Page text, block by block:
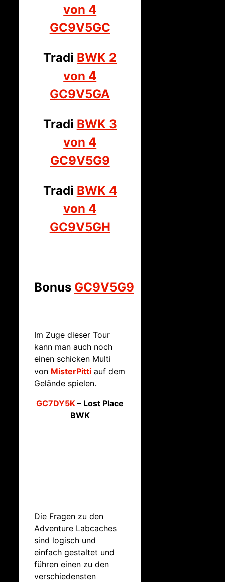
von 4
GC9V5GC
Tradi BWK 2
von 4
GC9V5GA
Tradi BWK 3
von 4
GC9V5G9
Tradi BWK 4
von 4
GC9V5GH
Bonus GC9V5G9
Im Zuge dieser Tour
kann man auch noch
einen schicken Multi
von MisterPitti auf dem
Gelände spielen.
GC7DY5K – Lost Place
BWK
Die Fragen zu den
Adventure Labcaches
sind logisch und
einfach gestaltet und
führen einen zu den
verschiedensten